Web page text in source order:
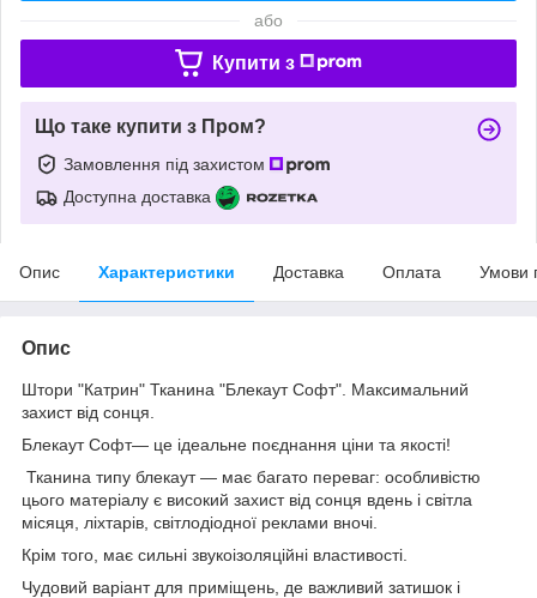
або
Купити з
Що таке купити з Пром?
Замовлення під захистом
Доступна доставка
Опис Характеристики Доставка Оплата Умови
Опис
Штори "Катрин" Тканина "Блекаут Софт". Максимальний
захист від сонця.
Блекаут Софт— це ідеальне поєднання ціни та якості!
Тканина типу блекаут — має багато переваг: особливістю
цього матеріалу є високий захист від сонця вдень і світла
місяця, ліхтарів, світлодіодної реклами вночі.
Крім того, має сильні звукоізоляційні властивості.
Чудовий варіант для приміщень, де важливий затишок і